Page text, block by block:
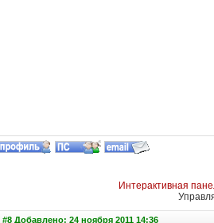
Интерактивная
#8 Добавлено: 24 ноября 2011 14:36